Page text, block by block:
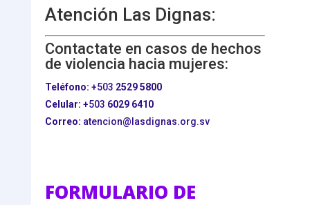
Atención Las Dignas:
Contactate en casos de hechos
de violencia hacia mujeres:
Teléfono: +503 2529 5800
Celular: +503 6029 6410
Correo: atencion@lasdignas.org.sv
FORMULARIO DE